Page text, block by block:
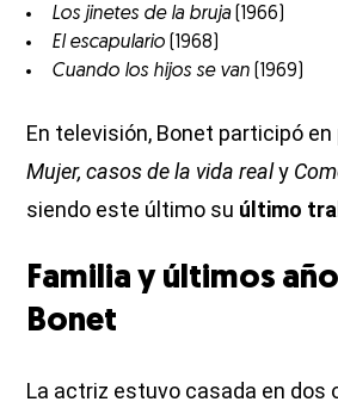
Los jinetes de la bruja(1966)
El escapulario (1968)
Cuando los hijos se van (1969)
En televisión, Bonet participó
Mujer, casos de la vida realy
siendo este último su último
Familia y últimos
Bonet
La actriz estuvo casada en dos